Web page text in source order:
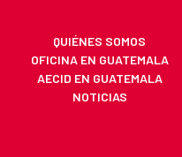
QUIÉNES SOMOS
OFICINA EN GUATEMALA
AECID EN GUATEMALA
NOTICIAS